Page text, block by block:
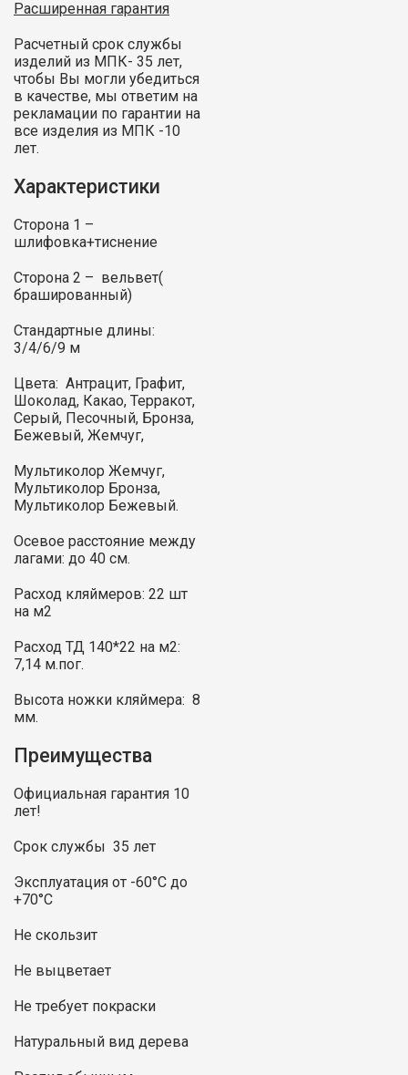
Расширенная гарантия
Расчетный срок службы
изделий из МПК- 35 лет,
чтобы Вы могли убедиться
в качестве, мы ответим на
рекламации по гарантии на
все изделия из МПК -10
лет.
Характеристики
Сторона 1 –
шлифовка+тиснение
Сторона 2 – вельвет(
брашированный)
Стандартные длины:
3/4/6/9 м
Цвета: Антрацит, Графит,
Шоколад, Какао, Терракот,
Серый, Песочный, Бронза,
Бежевый, Жемчуг,
Мультиколор Жемчуг,
Мультиколор Бронза,
Мультиколор Бежевый.
Осевое расстояние между
лагами: до 40 см.
Расход кляймеров: 22 шт
на м2
Расход ТД 140*22 на м2:
7,14 м.пог.
Высота ножки кляймера: 8
мм.
Преимущества
Официальная гарантия 10
лет!
Срок службы 35 лет
Эксплуатация от -60°С до
+70°С
Не скользит
Не выцветает
Не требует покраски
Натуральный вид дерева